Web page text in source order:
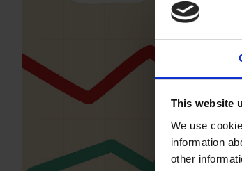
This website
We use
information
other